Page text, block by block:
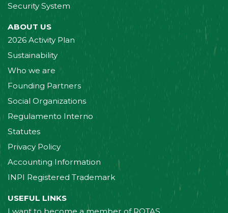
Security System
ABOUT US
2026 Activity Plan
Sustainability
Who we are
Founding Partners
Social Organizations
Regulamento Interno
Statutes
Privacy Policy
Accounting Information
INPI Registered Trademark
USEFUL LINKS